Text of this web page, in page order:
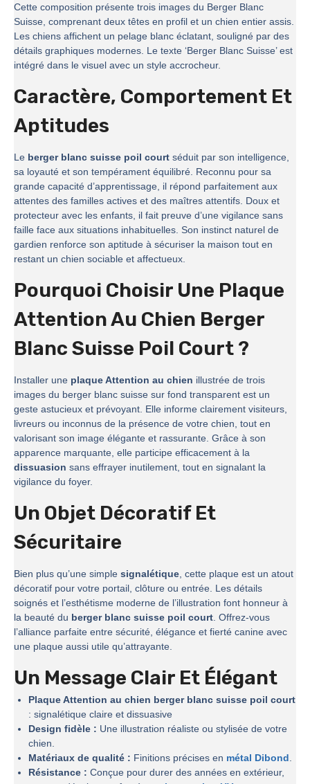
Cette composition présente trois images du Berger Blanc
Suisse, comprenant deux têtes en profil et un chien entier assis.
Les chiens affichent un pelage blanc éclatant, souligné par des
détails graphiques modernes. Le texte ‘Berger Blanc Suisse’ est
intégré dans le visuel avec un style accrocheur.
Caractère, Comportement Et
Aptitudes
Le berger blanc suisse poil court séduit par son intelligence,
sa loyauté et son tempérament équilibré. Reconnu pour sa
grande capacité d’apprentissage, il répond parfaitement aux
attentes des familles actives et des maîtres attentifs. Doux et
protecteur avec les enfants, il fait preuve d’une vigilance sans
faille face aux situations inhabituelles. Son instinct naturel de
gardien renforce son aptitude à sécuriser la maison tout en
restant un chien sociable et affectueux.
Pourquoi Choisir Une Plaque
Attention Au Chien Berger
Blanc Suisse Poil Court ?
Installer une plaque Attention au chien illustrée de trois
images du berger blanc suisse sur fond transparent est un
geste astucieux et prévoyant. Elle informe clairement visiteurs,
livreurs ou inconnus de la présence de votre chien, tout en
valorisant son image élégante et rassurante. Grâce à son
apparence marquante, elle participe efficacement à la
dissuasion sans effrayer inutilement, tout en signalant la
vigilance du foyer.
Un Objet Décoratif Et
Sécuritaire
Bien plus qu’une simple signalétique, cette plaque est un atout
décoratif pour votre portail, clôture ou entrée. Les détails
soignés et l’esthétisme moderne de l’illustration font honneur à
la beauté du berger blanc suisse poil court. Offrez-vous
l’alliance parfaite entre sécurité, élégance et fierté canine avec
une plaque aussi utile qu’attrayante.
Un Message Clair Et Élégant
Plaque Attention au chien berger blanc suisse poil court
: signalétique claire et dissuasive
Design fidèle : Une illustration réaliste ou stylisée de votre
chien.
Matériaux de qualité : Finitions précises en métal Dibond.
Résistance : Conçue pour durer des années en extérieur,